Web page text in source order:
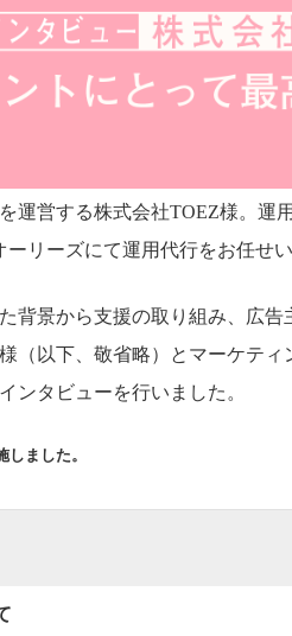
運営する株式会社TOEZ様。運
リーズにて運用代行をお任せ
背景から支援の取り組み、広
（以下、敬省略）とマーケテ
ンタビューを行いました。
ました。